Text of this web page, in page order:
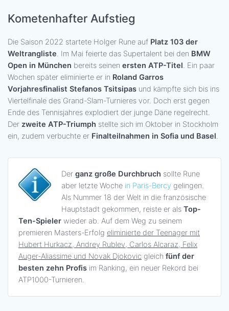
Kometenhafter Aufstieg
Die Saison 2022 startete Holger Rune auf Platz 103 der
Weltrangliste. Im Mai feierte das Supertalent bei den BMW
Open in München bereits seinen ersten ATP-Titel. Ein paar
Wochen später eliminierte er in Roland Garros
Vorjahresfinalist Stefanos Tsitsipas und kämpfte sich bis ins
Viertelfinale des Grand-Slam-Turnieres vor. Doch erst gegen
Ende des Tennisjahres explodiert der junge Däne regelrecht.
Der zweite ATP-Triumph stellte sich im Oktober in Stockholm
ein, zudem verbuchte er Finalteilnahmen in Sofia und Basel.
Der ganz große Durchbruch sollte Rune
aber letzte Woche in Paris-Bercy gelingen.
Als Nummer 18 der Welt in die französische
Hauptstadt gekommen, reiste er als Top-
Ten-Spieler wieder ab. Auf dem Weg zu seinem
premieren Masters-Erfolg eliminierte der Teenager mit
Hubert Hurkacz, Andrey Rublev, Carlos Alcaraz, Felix
Auger-Aliassime und Novak Djokovic gleich fünf der
besten zehn Profis im Ranking, ein neuer Rekord bei
ATP1000-Turnieren.